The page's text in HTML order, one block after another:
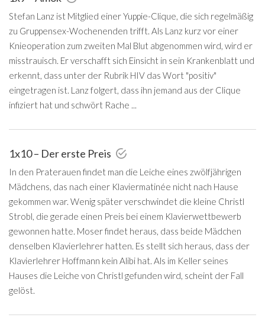
Stefan Lanz ist Mitglied einer Yuppie-Clique, die sich regelmäßig
zu Gruppensex-Wochenenden trifft. Als Lanz kurz vor einer
Knieoperation zum zweiten Mal Blut abgenommen wird, wird er
misstrauisch. Er verschafft sich Einsicht in sein Krankenblatt und
erkennt, dass unter der Rubrik HIV das Wort "positiv"
eingetragen ist. Lanz folgert, dass ihn jemand aus der Clique
infiziert hat und schwört Rache ...
1x10 – Der erste Preis
In den Praterauen findet man die Leiche eines zwölfjährigen
Mädchens, das nach einer Klaviermatinée nicht nach Hause
gekommen war. Wenig später verschwindet die kleine Christl
Strobl, die gerade einen Preis bei einem Klavierwettbewerb
gewonnen hatte. Moser findet heraus, dass beide Mädchen
denselben Klavierlehrer hatten. Es stellt sich heraus, dass der
Klavierlehrer Hoffmann kein Alibi hat. Als im Keller seines
Hauses die Leiche von Christl gefunden wird, scheint der Fall
gelöst.